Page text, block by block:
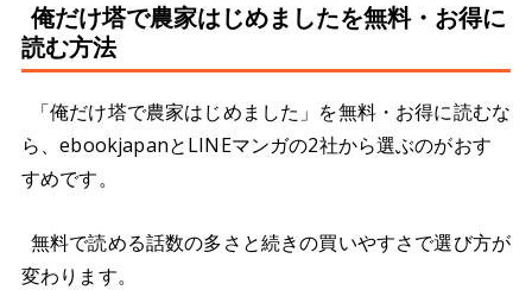
俺だけ塔で農家はじめましたを無料・お得に
読む方法
「俺だけ塔で農家はじめました」を無料・お得に読むな
ら、ebookjapanとLINEマンガの2社から選ぶのがおす
すめです。
無料で読める話数の多さと続きの買いやすさで選び方が
変わります。